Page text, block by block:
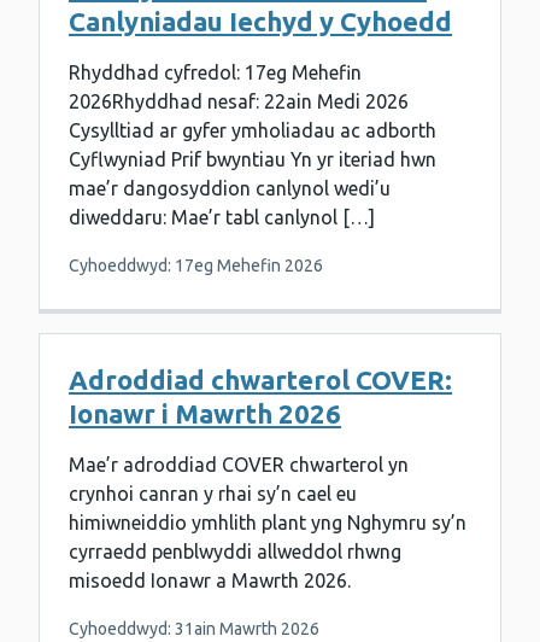
Canlyniadau Iechyd y Cyhoedd
Rhyddhad cyfredol: 17eg Mehefin
2026Rhyddhad nesaf: 22ain Medi 2026
Cysylltiad ar gyfer ymholiadau ac adborth
Cyflwyniad Prif bwyntiau Yn yr iteriad hwn
mae’r dangosyddion canlynol wedi’u
diweddaru: Mae’r tabl canlynol […]
Cyhoeddwyd: 17eg Mehefin 2026
Adroddiad chwarterol COVER:
Ionawr i Mawrth 2026
Mae’r adroddiad COVER chwarterol yn
crynhoi canran y rhai sy’n cael eu
himiwneiddio ymhlith plant yng Nghymru sy’n
cyrraedd penblwyddi allweddol rhwng
misoedd Ionawr a Mawrth 2026.
Cyhoeddwyd: 31ain Mawrth 2026